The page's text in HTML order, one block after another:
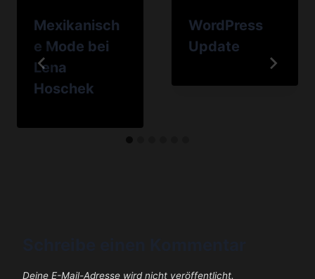
Mexikanisch
e Mode bei
Lena
Hoschek
WordPress
Update
Deine E-Mail-Adresse wird nicht veröffentlicht.